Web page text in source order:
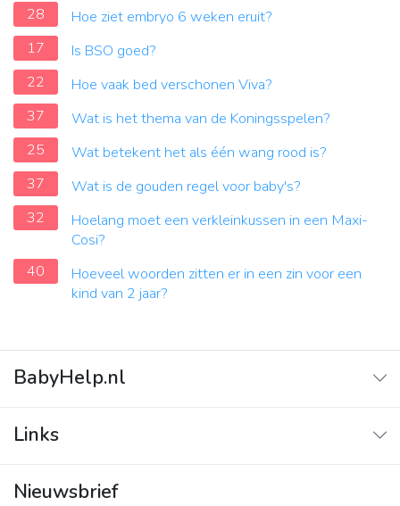
28
Hoe ziet embryo 6 weken eruit?
17
Is BSO goed?
22
Hoe vaak bed verschonen Viva?
37
Wat is het thema van de Koningsspelen?
25
Wat betekent het als één wang rood is?
37
Wat is de gouden regel voor baby's?
32
Hoelang moet een verkleinkussen in een Maxi-
Cosi?
40
Hoeveel woorden zitten er in een zin voor een
kind van 2 jaar?
BabyHelp.nl
Vraag & Antwoord
Links
Contact
Nieuwsbrief